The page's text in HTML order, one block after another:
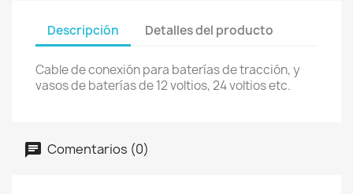
Descripción Detalles del producto
Cable de conexión para baterías de tracción, y
vasos de baterías de 12 voltios, 24 voltios etc.
Comentarios (0)